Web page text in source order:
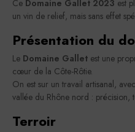
Ce Domaine Gallet 2023 est
un vin de relief, mais sans effet
Présentation du
Le Domaine Gallet est une
cœur de la Côte-Rôtie.
On est sur un travail artisanal,
vallée du Rhône nord : précision,
Terroir